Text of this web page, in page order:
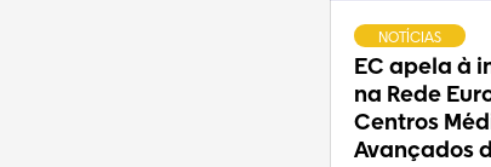
EC apela à
na Rede
Centros
Avançados
NOTÍCIAS